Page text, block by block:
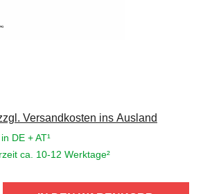
Versandkosten ins Ausland
DE + AT¹
ca. 10-12 Werktage²
Gib den gewünschten